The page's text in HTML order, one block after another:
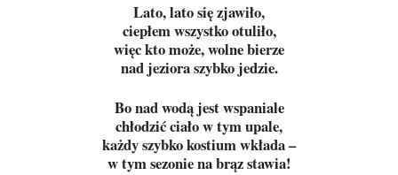
Lato, lato się zjawiło,
ciepłem wszystko otuliło,
więc kto może, wolne bierze
nad jeziora szybko jedzie.
Bo nad wodą jest wspaniale
chłodzić ciało w tym upale,
każdy szybko kostium wkłada –
w tym sezonie na brąz stawia!